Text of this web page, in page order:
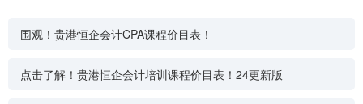
围观！贵港恒企会计CPA课程价目表！
点击了解！贵港恒企会计培训课程价目表！24更新版